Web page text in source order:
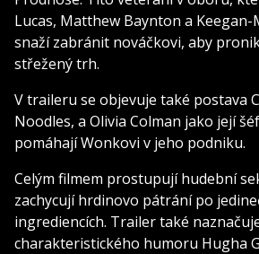
Lucas, Matthew Baynton a Keegan-
snaží zabránit nováčkovi, aby
střežený trh.
V traileru se objevuje také postava
Noodles, a Olivia Colman jako její
pomáhají Wonkovi v jeho podniku.
Celým filmem prostupují hudební
zachycují hrdinovo pátrání po
ingrediencích. Trailer také
charakteristického humoru Hugha